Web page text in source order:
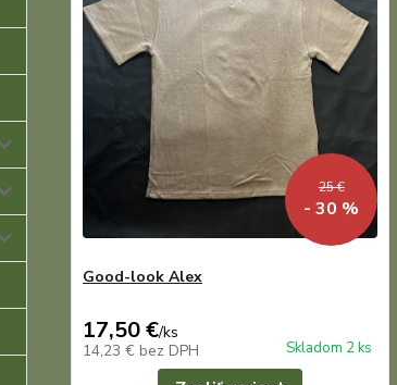
25 €
- 30 %
Good-look Alex
17,50 €/ks
14,23 € bez DPH Skladom 2 ks